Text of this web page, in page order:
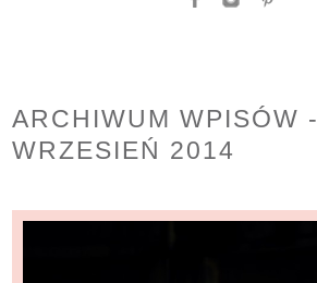
ARCHIWUM WPISÓW -
WRZESIEŃ 2014